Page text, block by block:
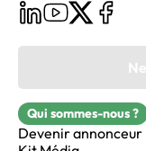
Qui sommes-nous ?
Devenir annonceur